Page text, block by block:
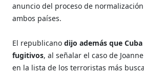
anuncio del proceso de
ambos países.
El republicano dijo además que
fugitivos, al señalar el caso de
en la lista de los terroristas más